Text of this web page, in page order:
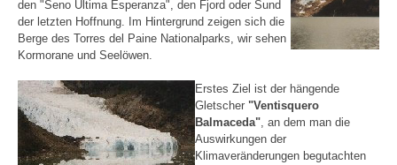
den "Seno Ultima Esperanza", den Fjord oder Sund
der letzten Hoffnung. Im Hintergrund zeigen sich die
Berge des Torres del Paine Nationalparks, wir sehen
Kormorane und Seelöwen.
Erstes Ziel ist der hängende
Gletscher "Ventisquero
Balmaceda" , an dem man die
Auswirkungen der
Klimaveränderungen begutachten